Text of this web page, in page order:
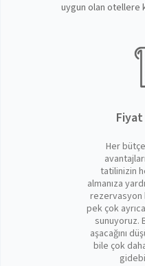
uygun olan otellere
Her
tatilinizin
almanıza
rezervasyon
pek çok
sunuyoruz.
aşacağını
bile çok